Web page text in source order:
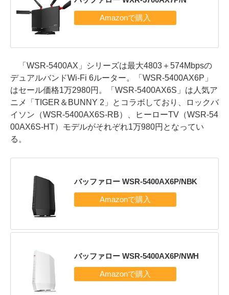
「WSR-5400AX」シリーズは最大4803＋574Mbpsの
デュアルバンドWi-Fi 6ルーター。「WSR-5400AX6P」
はセール価格1万2980円。「WSR-5400AX6S」は人気ア
ニメ「TIGER＆BUNNY 2」とコラボしており、ロックバ
イソン（WSR-5400AX6S-RB）、ヒーローTV（WSR-54
00AX6S-HT）モデルがそれぞれ1万980円となってい
る。
バッファロー WSR-5400AX6P/NBK
バッファロー WSR-5400AX6P/NWH